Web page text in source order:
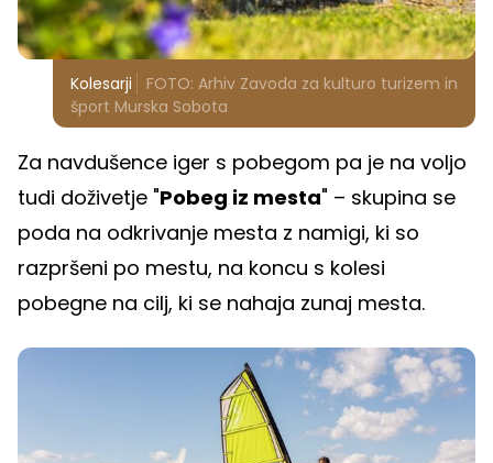
Kolesarji
FOTO: Arhiv Zavoda za kulturo turizem in
šport Murska Sobota
Za navdušence iger s pobegom pa je na voljo
tudi doživetje "Pobeg iz mesta" – skupina se
poda na odkrivanje mesta z namigi, ki so
razpršeni po mestu, na koncu s kolesi
pobegne na cilj, ki se nahaja zunaj mesta.